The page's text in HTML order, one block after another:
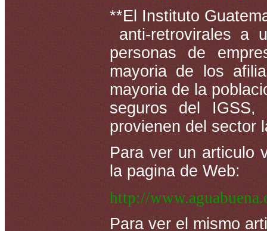
**El Instituto
anti-retrovirales a
personas de
mayoria de los
mayoria de la
seguros del
provienen del sector
Para ver un articulo
la pagina de Web:
http://
Para ver el mismo